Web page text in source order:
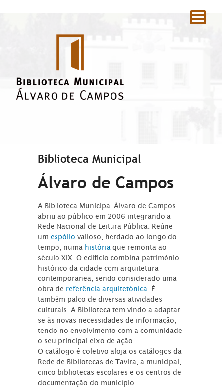
Biblioteca Municipal
Álvaro de Campos
A Biblioteca Municipal Álvaro de Campos
abriu ao público em 2006 integrando a
Rede Nacional de Leitura Pública. Reúne
umespóliovalioso, herdado ao longo do
tempo, numa história que remonta ao
século XIX. O edifício combina património
histórico da cidade com arquitetura
contemporânea, sendo considerado uma
obra de referência arquitetónica . É
também palco de diversas atividades
culturais. A Biblioteca tem vindo a adaptar-
se às novas necessidades de informação,
tendo no envolvimento com a comunidade
o seu principal eixo de ação.
O catálogo é coletivo aloja os catálogos da
Rede de Bibliotecas de Tavira, a municipal,
cinco bibliotecas escolares e os centros de
documentação do município.